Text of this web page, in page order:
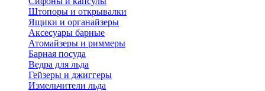
Штопоры и открывалки
Ящики и органайзеры
Аксесуары барные
Атомайзеры и риммеры
Барная посуда
Ведра для льда
Гейзеры и джиггеры
Измельчители льда